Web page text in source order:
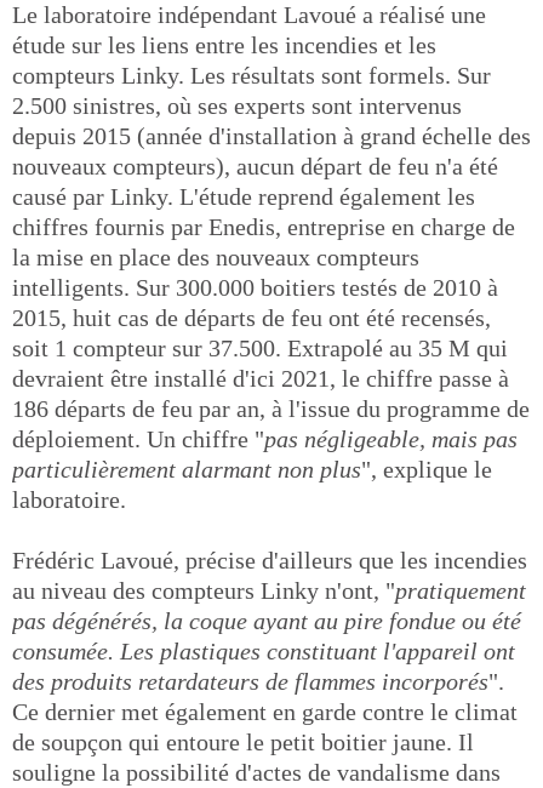
Le laboratoire indépendant Lavoué a réalisé une
étude sur les liens entre les incendies et les
compteurs Linky. Les résultats sont formels. Sur
2.500 sinistres, où ses experts sont intervenus
depuis 2015 (année d'installation à grand échelle des
nouveaux compteurs), aucun départ de feu n'a été
causé par Linky. L'étude reprend également les
chiffres fournis par Enedis, entreprise en charge de
la mise en place des nouveaux compteurs
intelligents. Sur 300.000 boitiers testés de 2010 à
2015, huit cas de départs de feu ont été recensés,
soit 1 compteur sur 37.500. Extrapolé au 35 M qui
devraient être installé d'ici 2021, le chiffre passe à
186 départs de feu par an, à l'issue du programme de
déploiement. Un chiffre "pas négligeable, mais pas
particulièrement alarmant non plus", explique le
laboratoire.
Frédéric Lavoué, précise d'ailleurs que les incendies
au niveau des compteurs Linky n'ont, "pratiquement
pas dégénérés, la coque ayant au pire fondue ou été
consumée. Les plastiques constituant l'appareil ont
des produits retardateurs de flammes incorporés".
Ce dernier met également en garde contre le climat
de soupçon qui entoure le petit boitier jaune. Il
souligne la possibilité d'actes de vandalisme dans